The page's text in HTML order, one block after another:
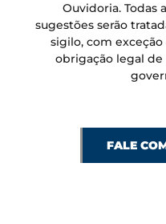
Ouvidoria. Todas
sugestões serão
sigilo, com
obrigação legal
FALE